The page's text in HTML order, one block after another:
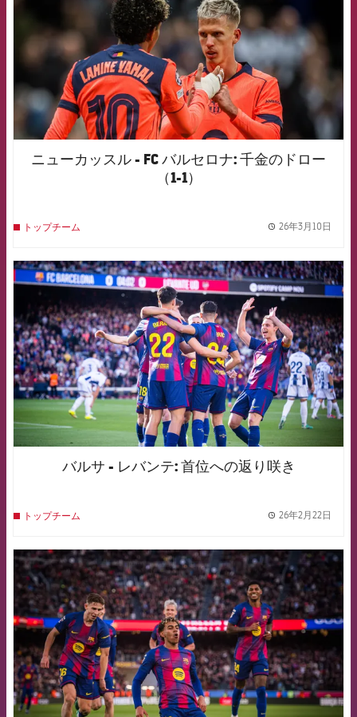
ニューカッスル - FC バルセロナ: 千金のドロー
（1-1）
トップチーム 26年3月10日
FCB Barcelona badge
バルサ - レバンテ: 首位への返り咲き
トップチーム 26年2月22日
FCB Barcelona badge